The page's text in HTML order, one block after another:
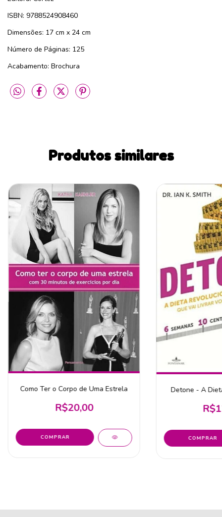
ISBN: 9788524908460
Dimensões: 17 cm x 24 cm
Número de Páginas: 125
Acabamento: Brochura
Produtos similares
Como Ter o Corpo de Uma Estrela
R$20,00
Detone - A